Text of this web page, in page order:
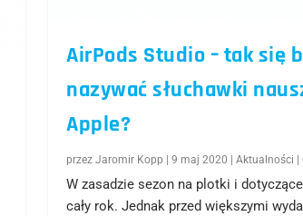
AirPods Studio – tak się
nazywać słuchawki
Apple?
przezJaromir Kopp |9 maj 2020 |Aktualności |
W zasadzie sezon na plotki i
cały rok. Jednak przed większymi